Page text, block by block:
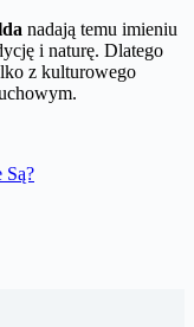
nadają temu imieniu
i naturę. Dlatego
z kulturowego